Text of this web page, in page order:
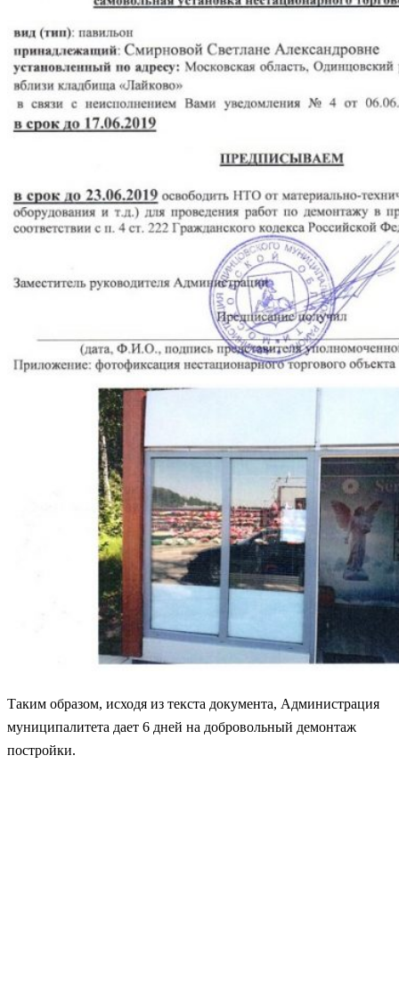
Таким образом, исходя из текста документа, Администрация
муниципалитета дает 6 дней на добровольный демонтаж
постройки.